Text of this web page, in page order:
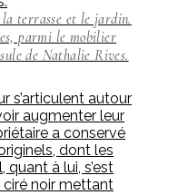
la terrasse et le jardin.
parmi le mobilier
de Nathalie Rives.